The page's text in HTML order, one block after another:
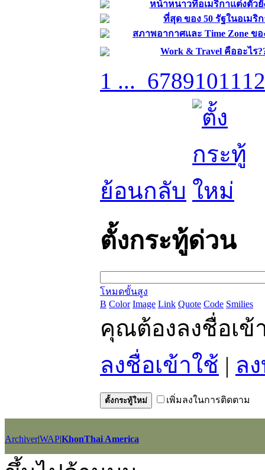
หน้าหนาวที่อเมริกาแต่งตัวยั
ที่สุด ของ 50 รัฐในอเมริ
สภาพอากาศและ Time Zone ขอ
Work & Travel คืออะไร
1 ... 67891011 12
ย้อนกลับ
ตั้งกระทู้ด่วน
โหมดขั้นสูง
B Color Image Link Quote Code Smilies
คุณต้องลงชื่อเข้
ลงชื่อเข้าใช้ | ล
ตั้งกระทู้ใหม่ เพิ่มลงในการติดตาม
Archiver|WAP|KhonThai America
GMT+7, 2026-8-9 17:11